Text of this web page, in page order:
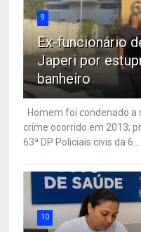
9
Ex-funcionário
Japeri por
banheiro
Homem foi condenado a
crime ocorrido em 2013;
63ª DP Policiais civis da 6...
10